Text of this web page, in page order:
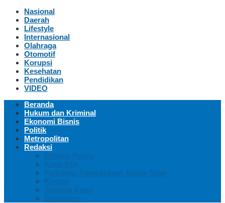
Nasional
Daerah
Lifestyle
Internasional
Olahraga
Otomotif
Korupsi
Kesehatan
Pendidikan
VIDEO
Beranda
Hukum dan Kriminal
Ekonomi Bisnis
Politik
Metropolitan
Redaksi
Privacy Policy
Kode Etik
Pedoman Pemberitaan Media Siber
Kontak
Tentang Kami
Disclaimer